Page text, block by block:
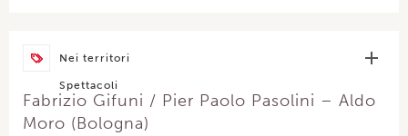
Nei territori
Spettacoli
Fabrizio Gifuni / Pier Paolo Pasolini – Aldo
Moro (Bologna)